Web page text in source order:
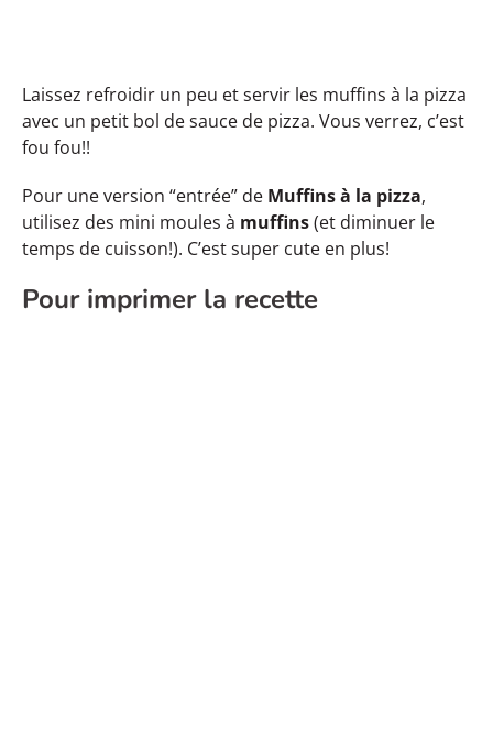
Laissez refroidir un peu et servir les muffins à la pizza
avec un petit bol de sauce de pizza. Vous verrez, c’est
fou fou!!
Pour une version “entrée” de Muffins à la pizza,
utilisez des mini moules à muffins(et diminuer le
temps de cuisson!). C’est super cute en plus!
Pour imprimer la recette